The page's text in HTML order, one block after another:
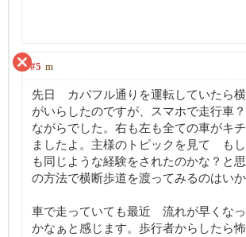
#5 m
先日 カパフル通りを運転していたら
がいらしたのですが、スマホで走行車
ながらでした。右も左も全ての車がキ
ましたよ。主様のトピックを見て も
も同じような経験をされたのかな？と
の方法で横断歩道を渡ってみるのはい
車で走っていても最近 流れが早くな
かなぁと感じます。歩行者からしたら